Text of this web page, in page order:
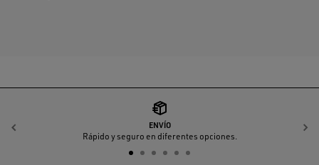
ENVÍO
Rápido y seguro en diferentes opciones.
Anterior